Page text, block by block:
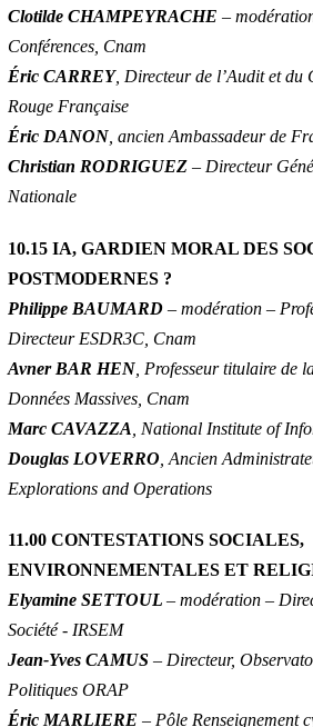
Clotilde CHAMPEYRACHE –
Conférences, Cnam
Éric CARREY, Directeur de l’Audit et du
Rouge Française
Éric DANON, ancien Ambassadeur de
Christian RODRIGUEZ – Directeur
Nationale
10.15 IA, GARDIEN MORAL DES
POSTMODERNES ?
Philippe BAUMARD – modération –
Directeur ESDR3C, Cnam
Avner BAR HEN, Professeur titulaire de
Données Massives, Cnam
Marc CAVAZZA , National Institute of
Douglas LOVERRO , Ancien
Explorations and Operations
11.00 CONTESTATIONS SOCIALES,
ENVIRONNEMENTALES ET
Elyamine SETTOUL – modération –
Société - IRSEM
Jean-Yves CAMUS – Directeur,
Politiques ORAP
Éric MARLIERE – Pôle Renseignement